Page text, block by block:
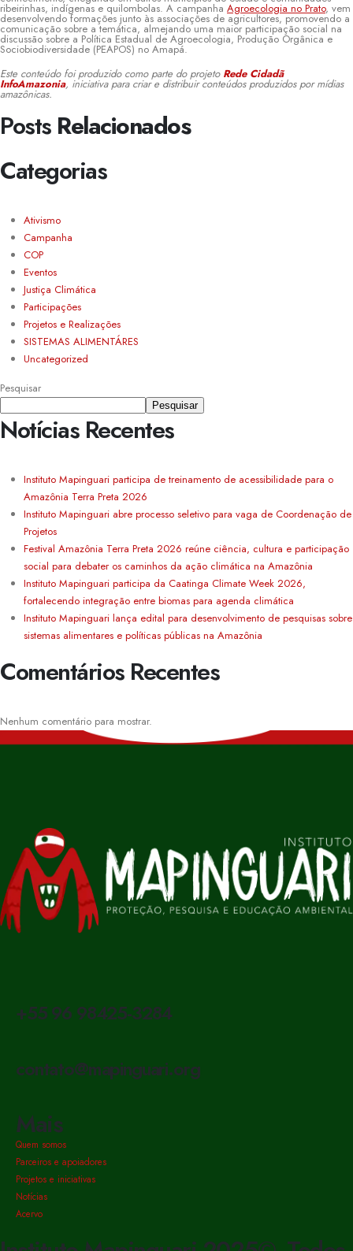
ribeirinhas, indígenas e quilombolas. A campanha Agroecologia no Prato, vem
desenvolvendo formações junto às associações de agricultores, promovendo a
comunicação sobre a temática, almejando uma maior participação social na
discussão sobre a Política Estadual de Agroecologia, Produção Orgânica e
Sociobiodiversidade (PEAPOS) no Amapá.
Este conteúdo foi produzido como parte do projeto Rede Cidadã
InfoAmazonia, iniciativa para criar e distribuir conteúdos produzidos por mídias
amazônicas.
Posts Relacionados
Categorias
Ativismo
Campanha
COP
Eventos
Justiça Climática
Participações
Projetos e Realizações
SISTEMAS ALIMENTÁRES
Uncategorized
Pesquisar
Pesquisar
Notícias Recentes
Instituto Mapinguari participa de treinamento de acessibilidade para o
Amazônia Terra Preta 2026
Instituto Mapinguari abre processo seletivo para vaga de Coordenação de
Projetos
Festival Amazônia Terra Preta 2026 reúne ciência, cultura e participação
social para debater os caminhos da ação climática na Amazônia
Instituto Mapinguari participa da Caatinga Climate Week 2026,
fortalecendo integração entre biomas para agenda climática
Instituto Mapinguari lança edital para desenvolvimento de pesquisas sobre
sistemas alimentares e políticas públicas na Amazônia
Comentários Recentes
Nenhum comentário para mostrar.
+55 96 98425-3284
contato@mapinguari.org
Mais
Quem somos
Parceiros e apoiadores
Projetos e iniciativas
Notícias
Acervo